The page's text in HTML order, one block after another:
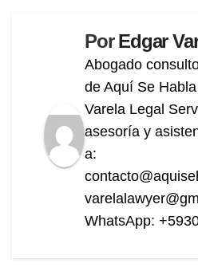
PorEdgar
Abogado
de Aquí Se
Varela Legal
asesoría y
a:
WhatsApp: